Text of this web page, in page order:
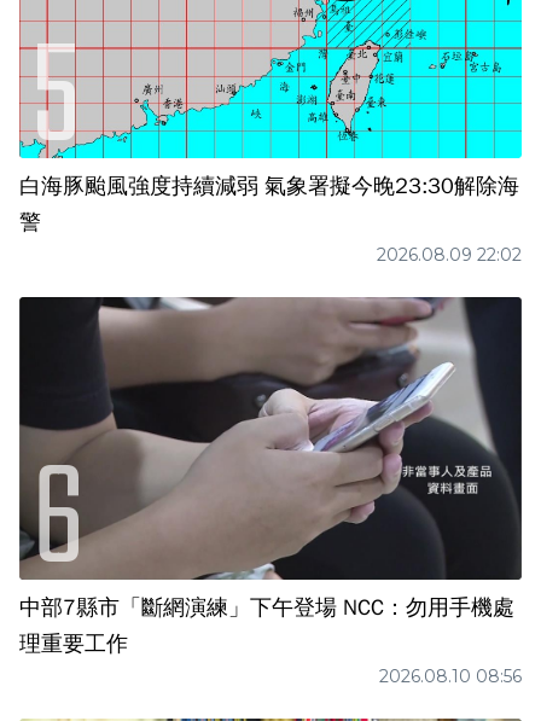
白海豚颱風強度持續減弱 氣象署擬今晚23:30解除海
警
2026.08.09 22:02
中部7縣市「斷網演練」下午登場 NCC：勿用手機處
理重要工作
2026.08.10 08:56